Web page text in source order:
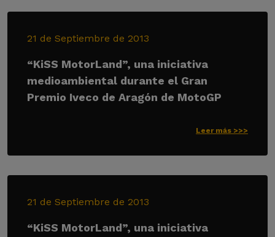
21 de Septiembre de 2013
“KiSS MotorLand”, una iniciativa
medioambiental durante el Gran
Premio Iveco de Aragón de MotoGP
Leer más >>>
21 de Septiembre de 2013
“KiSS MotorLand”, una iniciativa